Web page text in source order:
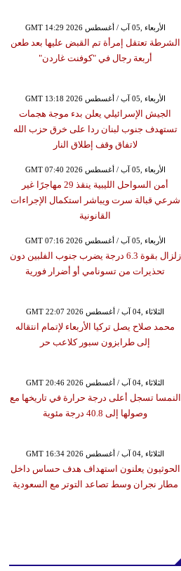
GMT 14:29 2026 الأربعاء ,05 آب / أغسطس
الشرطة تعتقل إمرأة تم القبض عليها بعد طعن
أربعة رجال في "كوفنت غاردن"
GMT 13:18 2026 الأربعاء ,05 آب / أغسطس
الجيش الإسرائيلي يعلن بدء موجة هجمات
تستهدف جنوب لبنان ردا على خرق حزب الله
لاتفاق وقف إطلاق النار
GMT 07:40 2026 الأربعاء ,05 آب / أغسطس
أمن السواحل الليبية ينقذ 29 مهاجرًا غير
شرعي قبالة سرت ويباشر استكمال الإجراءات
القانونية
GMT 07:16 2026 الأربعاء ,05 آب / أغسطس
زلزال بقوة 6.3 درجة يضرب جنوب الفلبين دون
تحذيرات من تسونامي أو أضرار فورية
GMT 22:07 2026 الثلاثاء ,04 آب / أغسطس
محمد صلاح يصل تركيا الأربعاء لإتمام انتقاله
إلى طرابزون سبور كلاعب حر
GMT 20:46 2026 الثلاثاء ,04 آب / أغسطس
النمسا تسجل أعلى درجة حرارة في تاريخها مع
وصولها إلى 40.8 درجة مئوية
GMT 16:34 2026 الثلاثاء ,04 آب / أغسطس
الحوثيون يعلنون استهداف هدف حساس داخل
مطار نجران وسط تصاعد التوتر مع السعودية